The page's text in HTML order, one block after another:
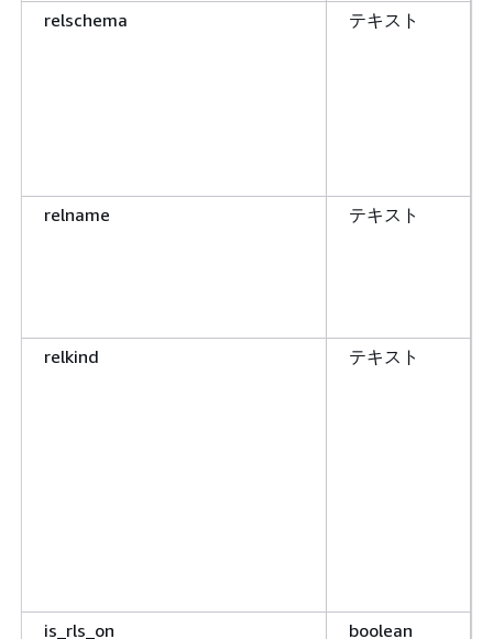
relschema テキスト
relname テキスト
relkind テキスト
is_rls_on boolean